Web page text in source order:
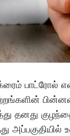
பாட்ரோல்
தனது
அப்பகுதியில்